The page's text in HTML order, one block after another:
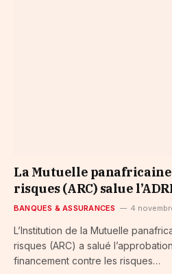
La Mutuelle panafricaine
risques (ARC) salue
BANQUES & ASSURANCES 4
L’Institution de la Mutuelle
risques (ARC) a salué
financement contre les risques…